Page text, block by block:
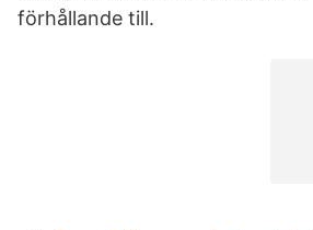
förhållande till.